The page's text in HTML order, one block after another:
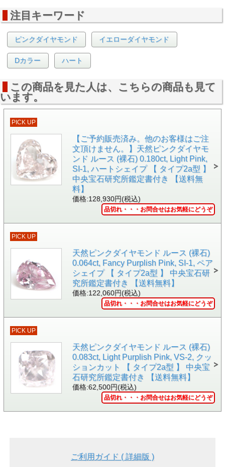
▲白い背景で撮影しました。
▲黒い背景で撮影しました。
注目キーワード
ピンクダイヤモンド イエローダイヤモンド
Dカラー ハート
この商品を見た人は、こちらの商品も見て
います。
PICK UP
【ご予約販売済み。他のお客様はご注
文頂けません。】天然ピンクダイヤモ
ンド ルース (裸石) 0.180ct, Light Pink,
SI-1, ハートシェイプ 【 タイプ2a型 】
中央宝石研究所鑑定書付き 【送料無
料】
価格:128,930円(税込)
品切れ・・・お問合せはお気軽にどうぞ
PICK UP
天然ピンクダイヤモンド ルース (裸石)
0.064ct, Fancy Purplish Pink, SI-1, ペア
シェイプ 【 タイプ2a型 】 中央宝石研
究所鑑定書付き 【送料無料】
価格:122,060円(税込)
品切れ・・・お問合せはお気軽にどうぞ
PICK UP
天然ピンクダイヤモンド ルース (裸石)
0.083ct, Light Purplish Pink, VS-2, クッ
ションカット 【 タイプ2a型 】 中央宝
石研究所鑑定書付き 【送料無料】
価格:62,500円(税込)
品切れ・・・お問合せはお気軽にどうぞ
ご利用ガイド ( 詳細版 )